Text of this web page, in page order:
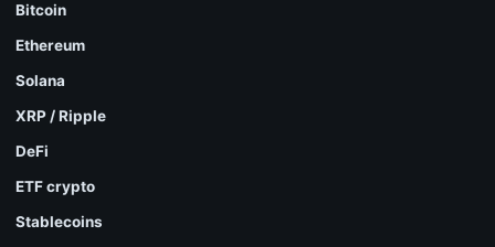
Bitcoin
Ethereum
Solana
XRP / Ripple
DeFi
ETF crypto
Stablecoins